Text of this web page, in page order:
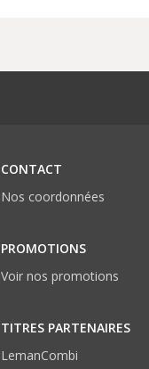
CONTACT
Nos coordonnées
PROMOTIONS
Voir nos promotions
TITRES PARTENAIRES
LemanCombi